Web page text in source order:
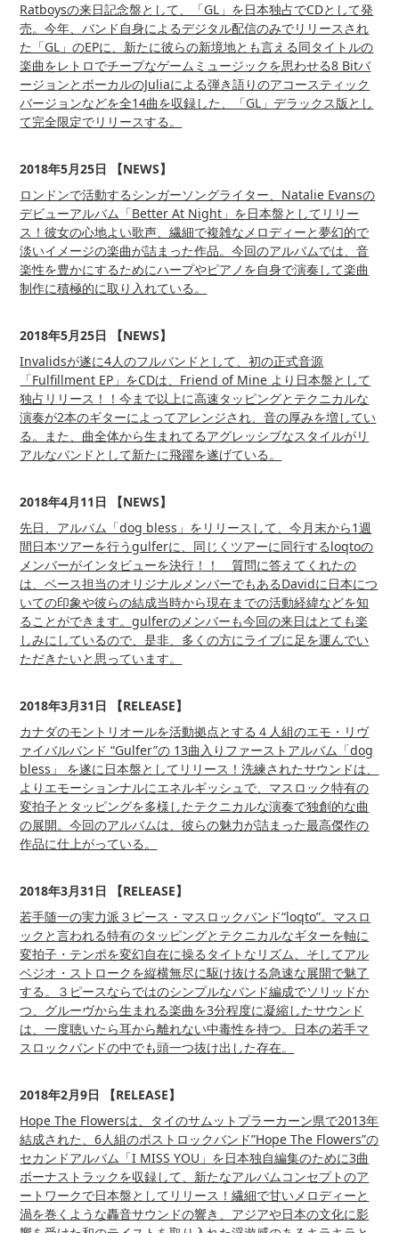
Ratboysの来日記念盤として、「GL」を日本独占でCDとして発
売。今年、バンド自身によるデジタル配信のみでリリースされ
た「GL」のEPに、新たに彼らの新境地とも言える同タイトルの
楽曲をレトロでチープなゲームミュージックを思わせる8 Bitバ
ージョンとボーカルのJuliaによる弾き語りのアコースティック
バージョンなどを全14曲を収録した、「GL」デラックス版とし
て完全限定でリリースする。
2018年5月25日 【NEWS】
ロンドンで活動するシンガーソングライター、Natalie Evansの
デビューアルバム「Better At Night」を日本盤としてリリー
ス！彼女の心地よい歌声、繊細で複雑なメロディーと夢幻的で
淡いイメージの楽曲が詰まった作品。今回のアルバムでは、音
楽性を豊かにするためにハープやピアノを自身で演奏して楽曲
制作に積極的に取り入れている。
2018年5月25日 【NEWS】
Invalidsが遂に4人のフルバンドとして、初の正式音源
「Fulfillment EP」をCDは、Friend of Mine より日本盤として
独占リリース！！今まで以上に高速タッピングとテクニカルな
演奏が2本のギターによってアレンジされ、音の厚みを増してい
る。また、曲全体から生まれてるアグレッシブなスタイルがリ
アルなバンドとして新たに飛躍を遂げている。
2018年4月11日 【NEWS】
先日、アルバム「dog bless」をリリースして、今月末から1週
間日本ツアーを行うgulferに、同じくツアーに同行するloqtoの
メンバーがインタビューを決行！！ 質問に答えてくれたの
は、ベース担当のオリジナルメンバーでもあるDavidに日本につ
いての印象や彼らの結成当時から現在までの活動経緯などを知
ることができます。gulferのメンバーも今回の来日はとても楽
しみにしているので、是非、多くの方にライブに足を運んでい
ただきたいと思っています。
2018年3月31日 【RELEASE】
カナダのモントリオールを活動拠点とする４人組のエモ・リヴ
ァイバルバンド “Gulfer”の 13曲入りファーストアルバム「dog
bless」 を遂に日本盤としてリリース！洗練されたサウンドは、
よりエモーションナルにエネルギッシュで、マスロック特有の
変拍子とタッピングを多様したテクニカルな演奏で独創的な曲
の展開。今回のアルバムは、彼らの魅力が詰まった最高傑作の
作品に仕上がっている。
2018年3月31日 【RELEASE】
若手随一の実力派３ピース・マスロックバンド“loqto”。マスロ
ックと言われる特有のタッピングとテクニカルなギターを軸に
変拍子・テンポを変幻自在に操るタイトなリズム、そしてアル
ベジオ・ストロークを縦横無尽に駆け抜ける急速な展開で魅了
する。３ピースならではのシンプルなバンド編成でソリッドか
つ、グルーヴから生まれる楽曲を3分程度に凝縮したサウンド
は、一度聴いたら耳から離れない中毒性を持つ。日本の若手マ
スロックバンドの中でも頭一つ抜け出した存在。
2018年2月9日 【RELEASE】
Hope The Flowersは、タイのサムットプラーカーン県で2013年
結成された、6人組のポストロックバンド”Hope The Flowers”の
セカンドアルバム「I MISS YOU」を日本独自編集のために3曲
ボーナストラックを収録して、新たなアルバムコンセプトのア
ートワークで日本盤としてリリース！繊細で甘いメロディーと
渦を巻くような轟音サウンドの響き、アジアや日本の文化に影